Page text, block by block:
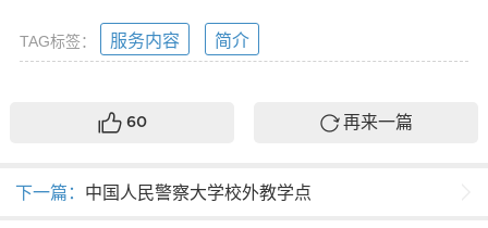
TAG标签： 服务内容 简介
60 再来一篇
下一篇： 中国人民警察大学校外教学点